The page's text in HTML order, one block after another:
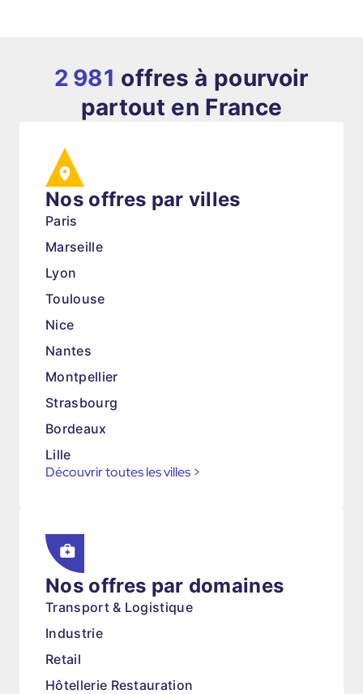
2 981 offres à pourvoir
partout en France
Nos offres par villes
Paris
Marseille
Lyon
Toulouse
Nice
Nantes
Montpellier
Strasbourg
Bordeaux
Lille
Découvrir toutes les villes >
Nos offres par domaines
Transport & Logistique
Industrie
Retail
Hôtellerie Restauration